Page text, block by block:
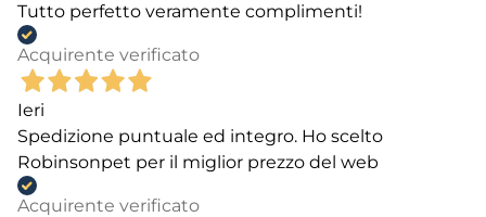
Tutto perfetto veramente complimenti!
Acquirente verificato
Ieri
Spedizione puntuale ed integro. Ho scelto
Robinsonpet per il miglior prezzo del web
Acquirente verificato